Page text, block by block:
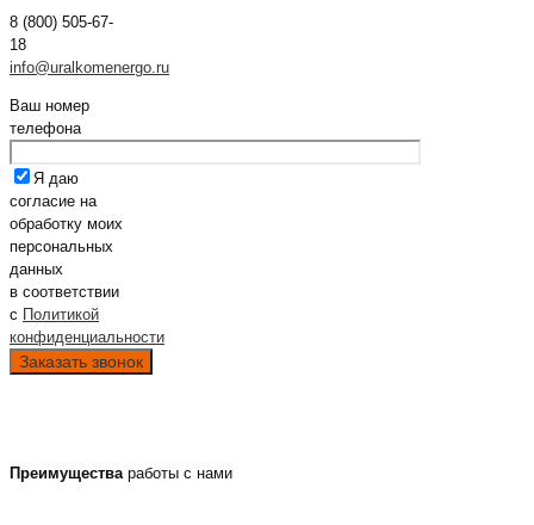
8 (800) 505-67-
18
info@uralkomenergo.ru
Ваш номер
телефона
Я даю
согласие на
обработку моих
персональных
данных
в соответствии
с Политикой
конфиденциальности
Преимущества работы с нами